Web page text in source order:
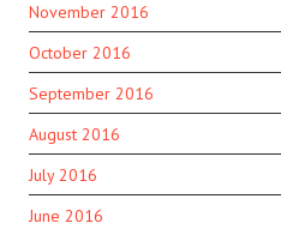
November 2016
October 2016
September 2016
August 2016
July 2016
June 2016